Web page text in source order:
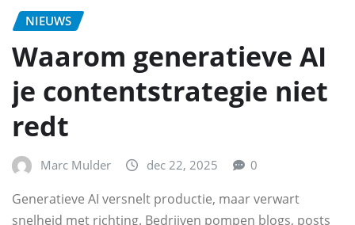
NIEUWS
Waarom generatieve AI
je contentstrategie niet
redt
Marc Mulder dec 22, 2025 0
Generatieve AI versnelt productie, maar verwart
snelheid met richting. Bedrijven pompen blogs, posts